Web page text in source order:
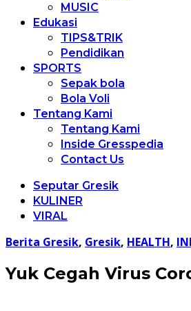
MUSIC
Edukasi
TIPS&TRIK
Pendidikan
SPORTS
Sepak bola
Bola Voli
Tentang Kami
Tentang Kami
Inside Gresspedia
Contact Us
Seputar Gresik
KULINER
VIRAL
Berita Gresik, Gresik, HEALTH,
Yuk Cegah Virus